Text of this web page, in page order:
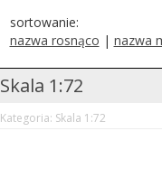
sortowanie:
nazwa rosnąco | nazwa
Skala 1:72
Kategoria: Skala 1:72